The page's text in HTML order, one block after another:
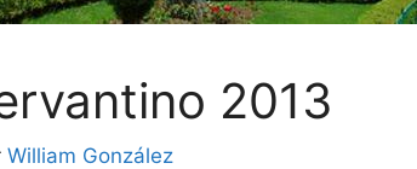
2013
William González